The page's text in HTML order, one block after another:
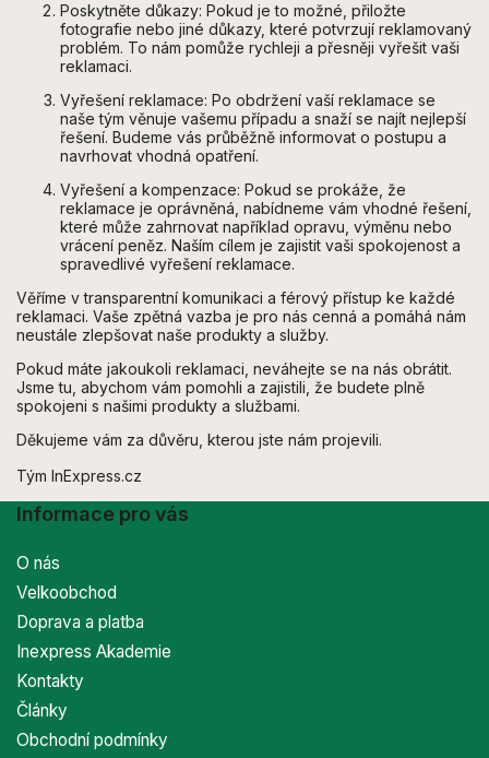
Poskytněte důkazy: Pokud je to možné, přiložte
fotografie nebo jiné důkazy, které potvrzují reklamovaný
problém. To nám pomůže rychleji a přesněji vyřešit vaši
reklamaci.
Vyřešení reklamace: Po obdržení vaší reklamace se
naše tým věnuje vašemu případu a snaží se najít nejlepší
řešení. Budeme vás průběžně informovat o postupu a
navrhovat vhodná opatření.
Vyřešení a kompenzace: Pokud se prokáže, že
reklamace je oprávněná, nabídneme vám vhodné řešení,
které může zahrnovat například opravu, výměnu nebo
vrácení peněz. Naším cílem je zajistit vaši spokojenost a
spravedlivé vyřešení reklamace.
Věříme v transparentní komunikaci a férový přístup ke každé
reklamaci. Vaše zpětná vazba je pro nás cenná a pomáhá nám
neustále zlepšovat naše produkty a služby.
Pokud máte jakoukoli reklamaci, neváhejte se na nás obrátit.
Jsme tu, abychom vám pomohli a zajistili, že budete plně
spokojeni s našimi produkty a službami.
Děkujeme vám za důvěru, kterou jste nám projevili.
Tým InExpress.cz
Informace pro vás
O nás
Velkoobchod
Doprava a platba
Inexpress Akademie
Kontakty
Články
Obchodní podmínky